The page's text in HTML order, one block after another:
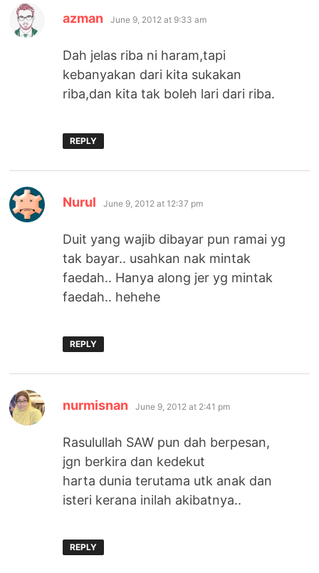
azman says:
June 9, 2012 at 9:33 am
Dah jelas riba ni haram,tapi
kebanyakan dari kita sukakan
riba,dan kita tak boleh lari dari riba.
REPLY
Nurul says:
June 9, 2012 at 12:37 pm
Duit yang wajib dibayar pun ramai yg
tak bayar.. usahkan nak mintak
faedah.. Hanya along jer yg mintak
faedah.. hehehe
REPLY
nurmisnan says:
June 9, 2012 at 2:41 pm
Rasulullah SAW pun dah berpesan,
jgn berkira dan kedekut
harta dunia terutama utk anak dan
isteri kerana inilah akibatnya..
REPLY